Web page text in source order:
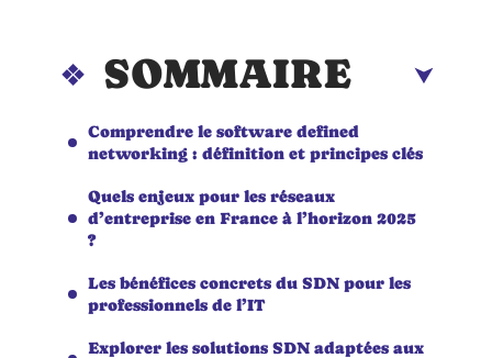
SOMMAIRE
Comprendre le software defined
networking : définition et principes clés
Quels enjeux pour les réseaux
d’entreprise en France à l’horizon 2025
?
Les bénéfices concrets du SDN pour les
professionnels de l’IT
Explorer les solutions SDN adaptées aux